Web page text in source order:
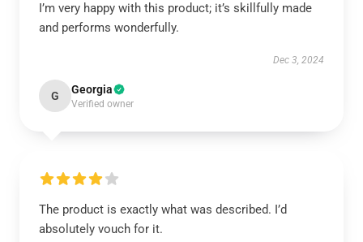
I’m very happy with this product; it’s skillfully made
and performs wonderfully.
Dec 3, 2024
G Georgia
Verified owner
The product is exactly what was described. I’d
absolutely vouch for it.